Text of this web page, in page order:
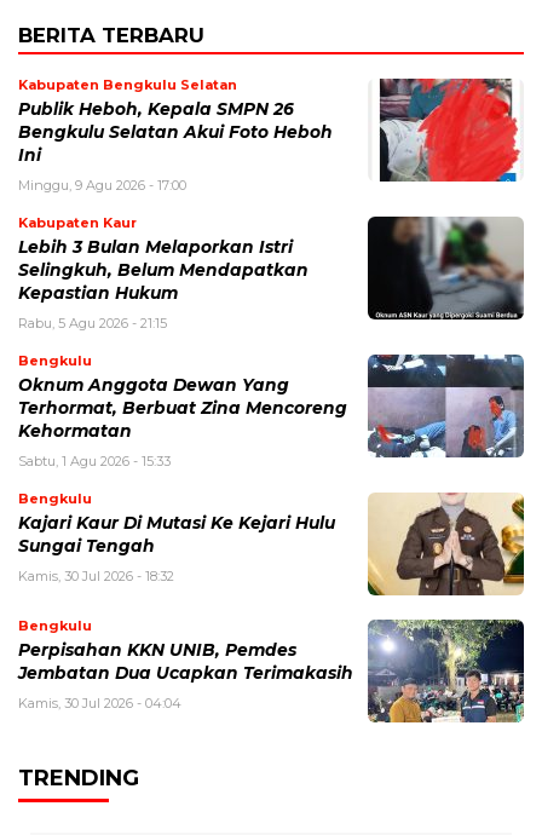
BERITA TERBARU
Kabupaten Bengkulu Selatan
Publik Heboh, Kepala SMPN 26
Bengkulu Selatan Akui Foto Heboh
Ini
Minggu, 9 Agu 2026 - 17:00
Kabupaten Kaur
Lebih 3 Bulan Melaporkan Istri
Selingkuh, Belum Mendapatkan
Kepastian Hukum
Rabu, 5 Agu 2026 - 21:15
Bengkulu
Oknum Anggota Dewan Yang
Terhormat, Berbuat Zina Mencoreng
Kehormatan
Sabtu, 1 Agu 2026 - 15:33
Bengkulu
Kajari Kaur Di Mutasi Ke Kejari Hulu
Sungai Tengah
Kamis, 30 Jul 2026 - 18:32
Bengkulu
Perpisahan KKN UNIB, Pemdes
Jembatan Dua Ucapkan Terimakasih
Kamis, 30 Jul 2026 - 04:04
TRENDING